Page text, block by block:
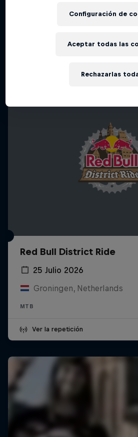
EMIL – Every
The Next
Trabajando duro para
Red Bull District Ride
25 Julio 2026
Groningen, Netherlands
MTB
Ver la repetición
Configuración de
Rechazarlas
Aceptar todas las